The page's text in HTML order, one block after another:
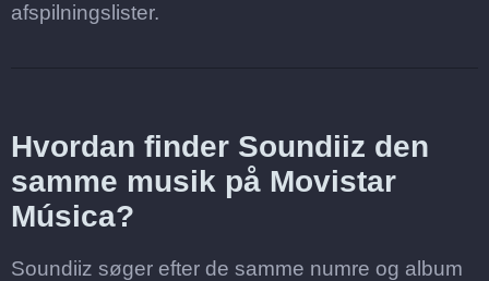
afspilningslister.
Hvordan finder Soundiiz den
samme musik på Movistar
Música?
Soundiiz søger efter de samme numre og album